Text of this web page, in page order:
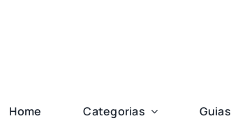
Home Categorias Guias